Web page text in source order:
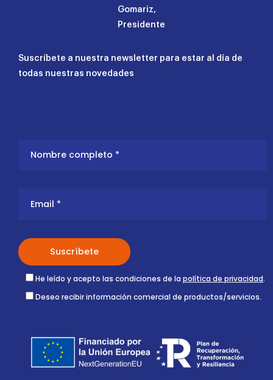
Gomariz,
Presidente
Suscríbete a nuestra newsletter para estar al día de
todas nuestras novedades
He leído y acepto las condiciones de la política de privacidad.
Deseo recibir información comercial de productos/servicios.